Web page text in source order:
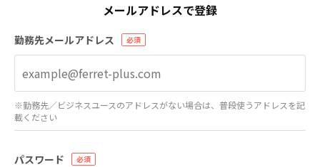
メールアドレスで登録
勤務先メールアドレス
※勤務先／ビジネスユースのアドレスがない場合は、普段使うアドレスを記
載ください
パスワード